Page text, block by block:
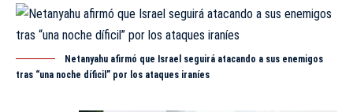
Netanyahu afirmó que Israel seguirá atacando a sus enemigos
tras “una noche díficil” por los ataques iraníes